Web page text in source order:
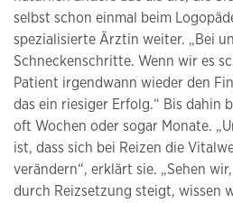
selbst schon einmal beim
spezialisierte Ärztin weiter. „Bei
Schneckenschritte. Wenn wir es
Patient irgendwann wieder den
das ein riesiger Erfolg.“ Bis dahin
oft Wochen oder sogar Monate.
ist, dass sich bei Reizen die
verändern“, erklärt sie. „Sehen
durch Reizsetzung steigt, wissen